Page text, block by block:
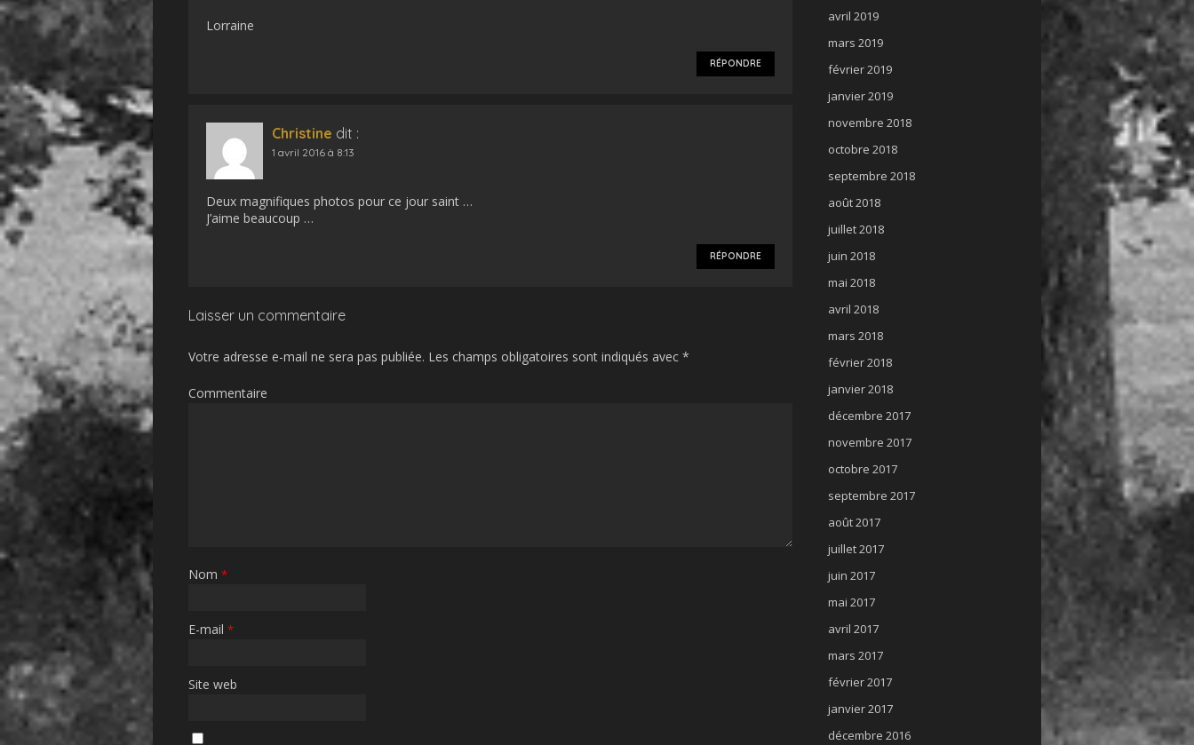
Lorraine
RÉPONDRE
Christine dit :
1 avril 2016 à 8:13
Deux magnifiques photos pour ce jour saint …
J’aime beaucoup …
RÉPONDRE
Laisser un commentaire
Votre adresse e-mail ne sera pas publiée. Les champs obligatoires sont indiqués avec *
Commentaire
Nom *
E-mail *
Site web
avril 2019
mars 2019
février 2019
janvier 2019
novembre 2018
octobre 2018
septembre 2018
août 2018
juillet 2018
juin 2018
mai 2018
avril 2018
mars 2018
février 2018
janvier 2018
décembre 2017
novembre 2017
octobre 2017
septembre 2017
août 2017
juillet 2017
juin 2017
mai 2017
avril 2017
mars 2017
février 2017
janvier 2017
décembre 2016